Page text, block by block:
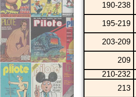
190-238
195-219
203-209
209
210-232
213